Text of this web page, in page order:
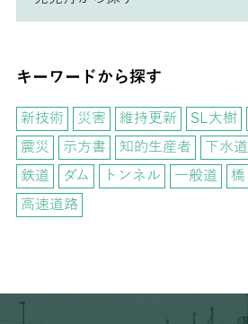
キーワードから探す
新技術 災害 維持更新 SL大樹
震災
示方書 知的生産者 下水道
鉄道
ダム トンネル 一般道 橋
高速道路